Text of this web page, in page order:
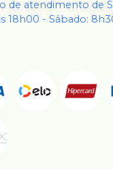
de atendimento de
18h00 - Sábado: